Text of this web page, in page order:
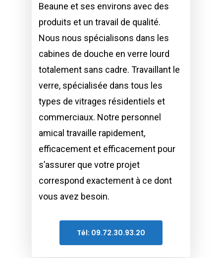
Beaune et ses environs avec des
produits et un travail de qualité.
Nous nous spécialisons dans les
cabines de douche en verre lourd
totalement sans cadre. Travaillant le
verre, spécialisée dans tous les
types de vitrages résidentiels et
commerciaux. Notre personnel
amical travaille rapidement,
efficacement et efficacement pour
s’assurer que votre projet
correspond exactement à ce dont
vous avez besoin.
Tél: 09.72.30.93.20